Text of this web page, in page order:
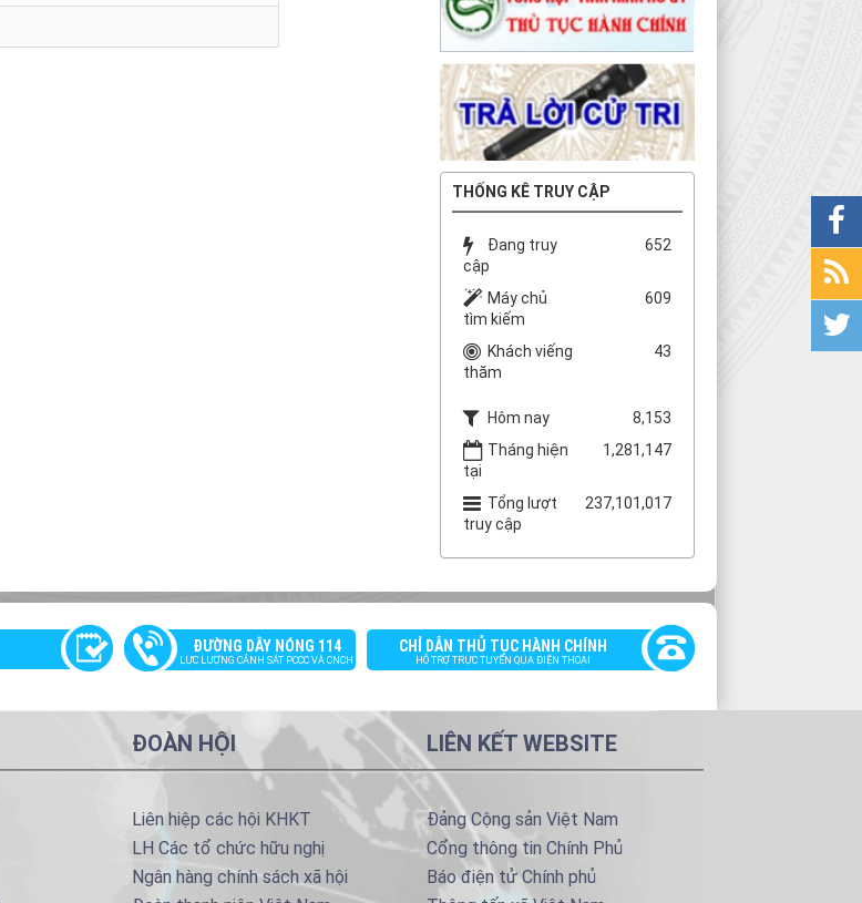
THỐNG KÊ TRUY CẬP
Đang truy
cập
652
Máy chủ
tìm kiếm
609
Khách viếng
thăm
43
Hôm nay
8,153
Tháng hiện
tại
1,281,147
Tổng lượt
truy cập
237,101,017
ĐƯỜNG DÂY NÓNG 114
LỰC LƯỢNG CẢNH SÁT PCCC VÀ CNCH
CHỈ DẪN THỦ TỤC HÀNH CHÍNH
HỖ TRỢ TRỰC TUYẾN QUA ĐIỆN THOẠI
ĐOÀN HỘI
Liên hiệp các hội KHKT
LH Các tổ chức hữu nghị
Ngân hàng chính sách xã hội
LIÊN KẾT WEBSITE
Đảng Cộng sản Việt Nam
Cổng thông tin Chính Phủ
Báo điện tử Chính phủ